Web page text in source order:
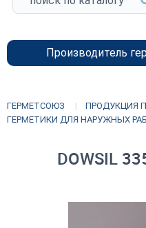
Производитель
ГЕРМЕТСОЮЗ
ПРОДУКЦИЯ
ГЕРМЕТИКИ ДЛЯ НАРУЖНЫХ
DOWSIL